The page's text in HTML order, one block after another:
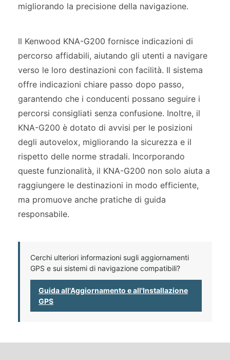
migliorando la precisione della navigazione.
Il Kenwood KNA-G200 fornisce indicazioni di
percorso affidabili, aiutando gli utenti a navigare
verso le loro destinazioni con facilità. Il sistema
offre indicazioni chiare passo dopo passo,
garantendo che i conducenti possano seguire i
percorsi consigliati senza confusione. Inoltre, il
KNA-G200 è dotato di avvisi per le posizioni
degli autovelox, migliorando la sicurezza e il
rispetto delle norme stradali. Incorporando
queste funzionalità, il KNA-G200 non solo aiuta a
raggiungere le destinazioni in modo efficiente,
ma promuove anche pratiche di guida
responsabile.
Cerchi ulteriori informazioni sugli aggiornamenti
GPS e sui sistemi di navigazione compatibili?
Guida all'Aggiornamento e all'Installazione
GPS